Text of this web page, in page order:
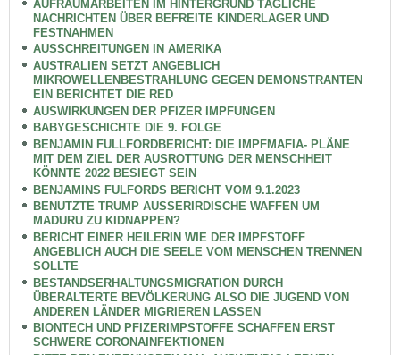
AUFRÄUMARBEITEN IM HINTERGRUND TÄGLICHE
NACHRICHTEN ÜBER BEFREITE KINDERLAGER UND
FESTNAHMEN
AUSSCHREITUNGEN IN AMERIKA
AUSTRALIEN SETZT ANGEBLICH
MIKROWELLENBESTRAHLUNG GEGEN DEMONSTRANTEN
EIN BERICHTET DIE RED
AUSWIRKUNGEN DER PFIZER IMPFUNGEN
BABYGESCHICHTE DIE 9. FOLGE
BENJAMIN FULLFORDBERICHT: DIE IMPFMAFIA- PLÄNE
MIT DEM ZIEL DER AUSROTTUNG DER MENSCHHEIT
KÖNNTE 2022 BESIEGT SEIN
BENJAMINS FULFORDS BERICHT VOM 9.1.2023
BENUTZTE TRUMP AUSSERIRDISCHE WAFFEN UM
MADURU ZU KIDNAPPEN?
BERICHT EINER HEILERIN WIE DER IMPFSTOFF
ANGEBLICH AUCH DIE SEELE VOM MENSCHEN TRENNEN
SOLLTE
BESTANDSERHALTUNGSMIGRATION DURCH
ÜBERALTERTE BEVÖLKERUNG ALSO DIE JUGEND VON
ANDEREN LÄNDER MIGRIEREN LASSEN
BIONTECH UND PFIZERIMPSTOFFE SCHAFFEN ERST
SCHWERE CORONAINFEKTIONEN